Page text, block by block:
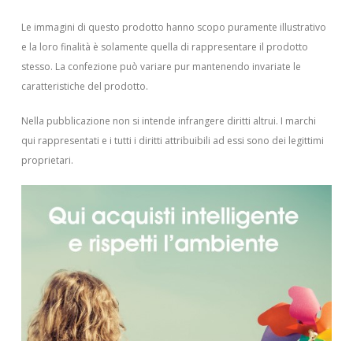
Le immagini di questo prodotto hanno scopo puramente illustrativo
e la loro finalità è solamente quella di rappresentare il prodotto
stesso. La confezione può variare pur mantenendo invariate le
caratteristiche del prodotto.
Nella pubblicazione non si intende infrangere diritti altrui. I marchi
qui rappresentati e i tutti i diritti attribuibili ad essi sono dei legittimi
proprietari.